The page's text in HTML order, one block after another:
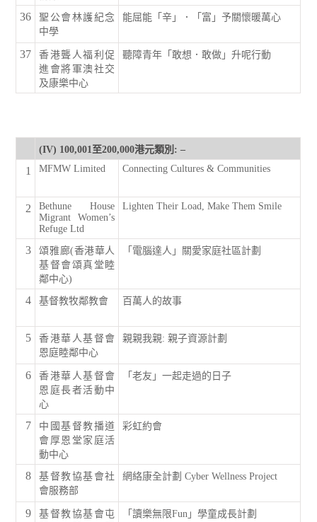
36
聖公會林護紀念
中學
能屈能「辛」．「富」予關懷暖萬心
37
香港聾人福利促
進會將軍澳社交
及康樂中心
聽障青年「敢想．敢做」升呢行動
(IV) 100,001至200,000港元類別: –
1 MFMW Limited Connecting Cultures & Communities
2
Bethune House
Migrant Women’s
Refuge Ltd
Lighten Their Load, Make Them Smile
3
頌雅廊(香港華人
基督會頌真堂睦
鄰中心)
「電腦達人」關愛家庭社區計劃
4 基督教牧鄰教會 百萬人的故事
5
香港華人基督會
恩庭睦鄰中心
親親我親: 親子資源計劃
6
香港華人基督會
恩庭長者活動中
心
「老友」一起走過的日子
7
中國基督教播道
會厚恩堂家庭活
動中心
彩虹約會
8
基督教協基會社
會服務部
網絡康全計劃 Cyber Wellness Project
9
基督教協基會屯
「讀樂無限Fun」學童成長計劃